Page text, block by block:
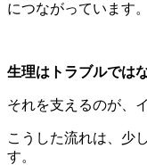
につながっています。
生理はトラブルでは
それを支えるのが、
こうした流れは、少
す。